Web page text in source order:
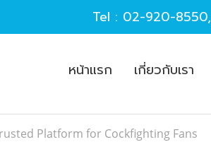
Tel : 02-920-8550,
หน้าแรก เกี่ยวกับเรา
Platform for Cockfighting Fans